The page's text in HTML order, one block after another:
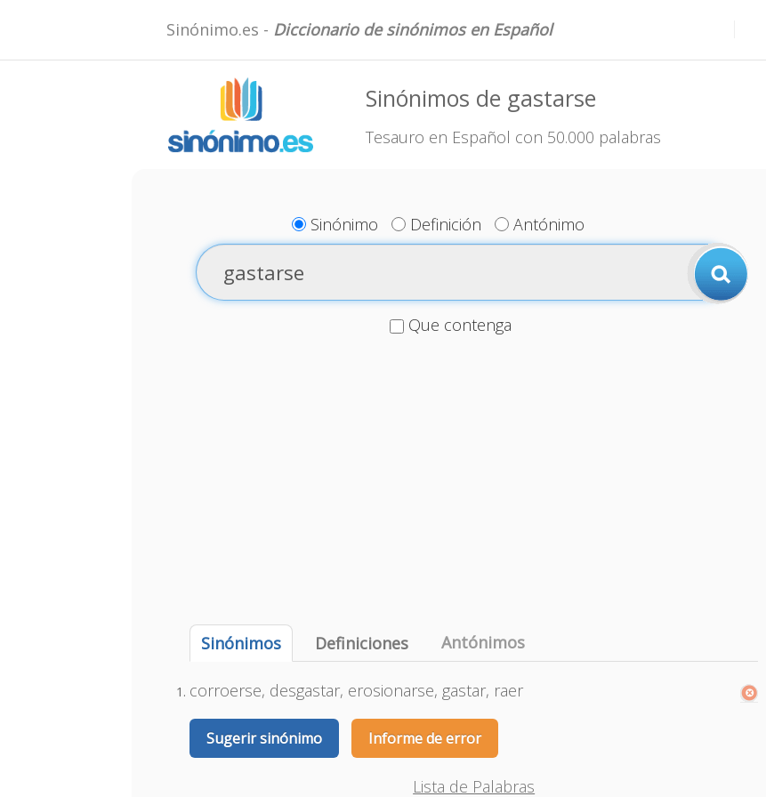
Sinónimo.es - Diccionario de sinónimos en Español
Sinónimos de gastarse
Tesauro en Español con 50.000 palabras
Sinónimo Definición Antónimo
Que contenga
Sinónimos Definiciones Antónimos
corroerse, desgastar, erosionarse, gastar, raer
Sugerir sinónimo Informe de error
Lista de Palabras